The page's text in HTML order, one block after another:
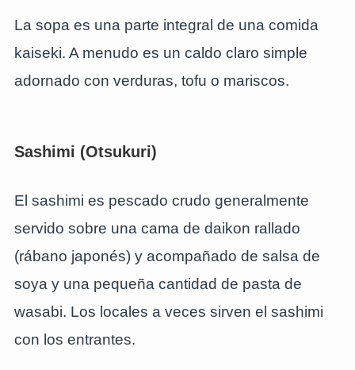
La sopa es una parte integral de una comida
kaiseki. A menudo es un caldo claro simple
adornado con verduras, tofu o mariscos.
Sashimi (Otsukuri)
El sashimi es pescado crudo generalmente
servido sobre una cama de daikon rallado
(rábano japonés) y acompañado de salsa de
soya y una pequeña cantidad de pasta de
wasabi. Los locales a veces sirven el sashimi
con los entrantes.